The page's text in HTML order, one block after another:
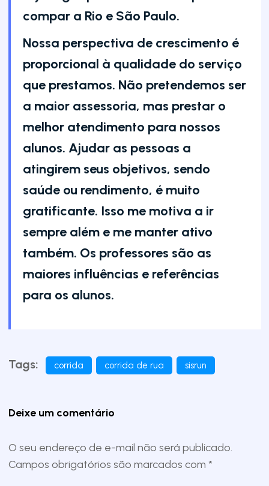
compar a Rio e São Paulo.
Nossa perspectiva de crescimento é
proporcional à qualidade do serviço
que prestamos. Não pretendemos ser
a maior assessoria, mas prestar o
melhor atendimento para nossos
alunos. Ajudar as pessoas a
atingirem seus objetivos, sendo
saúde ou rendimento, é muito
gratificante. Isso me motiva a ir
sempre além e me manter ativo
também. Os professores são as
maiores influências e referências
para os alunos.
Tags: corrida corrida de rua sisrun
Deixe um comentário
O seu endereço de e-mail não será publicado.
Campos obrigatórios são marcados com *